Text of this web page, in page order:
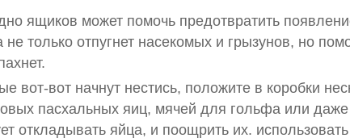
ящиков может помочь предотвратить
только отпугнет насекомых и грызунов, но
вот-вот начнут нестись, положите в коробки
пасхальных яиц, мячей для гольфа или
откладывать яйца, и поощрить их.